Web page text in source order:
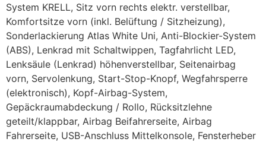
System KRELL, Sitz vorn rechts elektr. verstellbar,
Komfortsitze vorn (inkl. Belüftung / Sitzheizung),
Sonderlackierung Atlas White Uni, Anti-Blockier-System
(ABS), Lenkrad mit Schaltwippen, Tagfahrlicht LED,
Lenksäule (Lenkrad) höhenverstellbar, Seitenairbag
vorn, Servolenkung, Start-Stop-Knopf, Wegfahrsperre
(elektronisch), Kopf-Airbag-System,
Gepäckraumabdeckung / Rollo, Rücksitzlehne
geteilt/klappbar, Airbag Beifahrerseite, Airbag
Fahrerseite, USB-Anschluss Mittelkonsole, Fensterheber